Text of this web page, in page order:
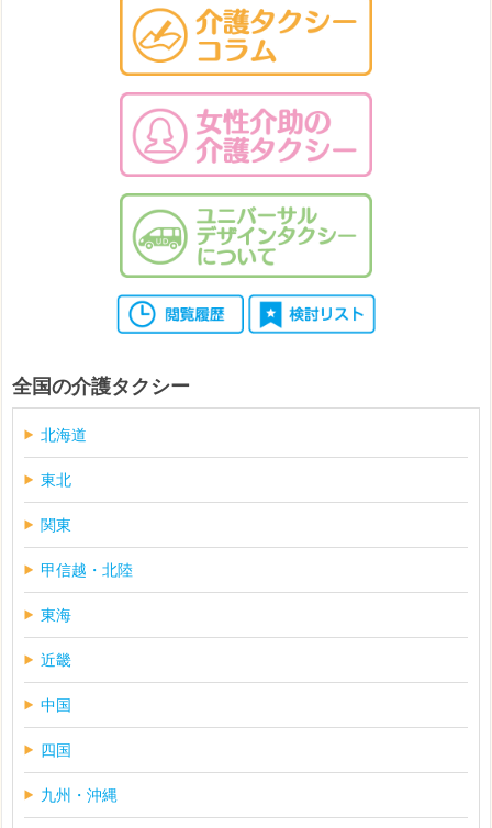
全国の介護タクシー
北海道
東北
関東
甲信越・北陸
東海
近畿
中国
四国
九州・沖縄